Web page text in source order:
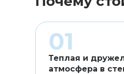
Теплая и
атмосфера в